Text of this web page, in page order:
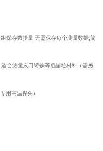
保存数据量,无需保存每个测量数据,简
合测量灰口铸铁等粗晶粒材料（需另
用高温探头）